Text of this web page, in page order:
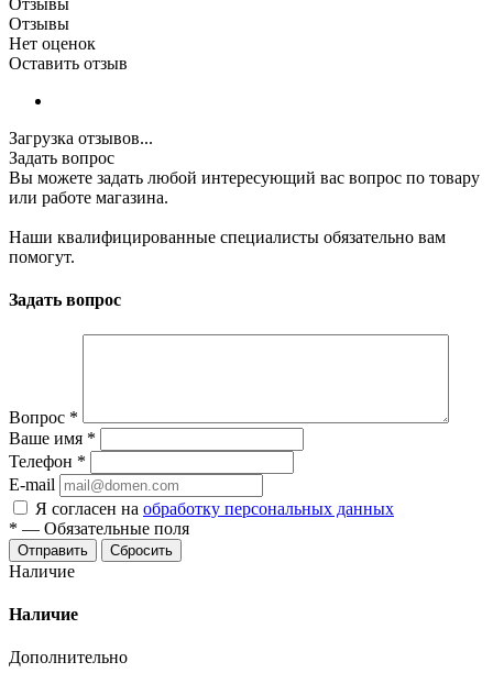
Отзывы
Отзывы
Нет оценок
Оставить отзыв
Загрузка отзывов...
Задать вопрос
Вы можете задать любой интересующий вас вопрос по товару
или работе магазина.
Наши квалифицированные специалисты обязательно вам
помогут.
Задать вопрос
Вопрос *
Ваше имя *
Телефон *
E-mail
Я согласен на обработку персональных данных
* — Обязательные поля
Отправить Сбросить
Наличие
Наличие
Дополнительно